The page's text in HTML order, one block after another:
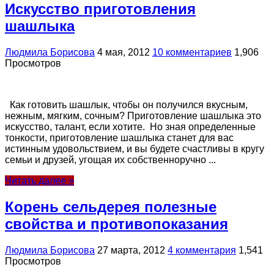
Искусство приготовления
шашлыка
Людмила Борисова 4 мая, 2012 10 комментариев 1,906
Просмотров
Как готовить шашлык, чтобы он получился вкусным,
нежным, мягким, сочным? Приготовление шашлыка это
искусство, талант, если хотите. Но зная определенные
тонкости, приготовление шашлыка станет для вас
истинным удовольствием, и вы будете счастливы в кругу
семьи и друзей, угощая их собственноручно ...
Читать далее »
Корень сельдерея полезные
свойства и противопоказания
Людмила Борисова 27 марта, 2012 4 комментария 1,541
Просмотров